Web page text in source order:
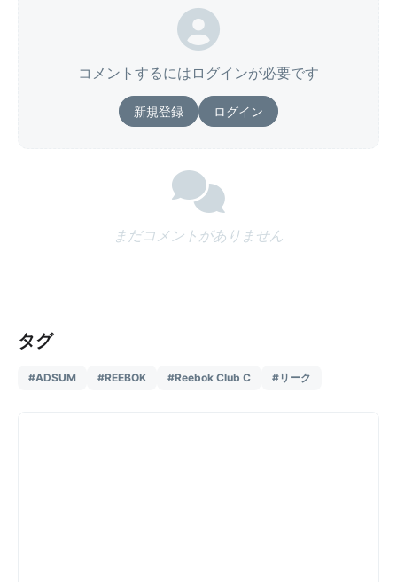
コメントするにはログインが必要です
新規登録 ログイン
まだコメントがありません
タグ
#ADSUM #REEBOK #Reebok Club C #リーク